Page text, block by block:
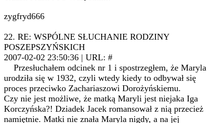
zygfryd666
22. RE: WSPÓLNE SŁUCHANIE RODZINY
POSZEPSZYŃSKICH
2007-02-02 23:50:36 | URL: #
Przesłuchałem odcinek nr 1 i spostrzegłem, że Maryla
urodziła się w 1932, czyli wtedy kiedy to odbywał się
proces przeciwko Zachariaszowi Dorożyńskiemu.
Czy nie jest możliwe, że matką Maryli jest niejaka Iga
Korczyńska?! Dziadek Jacek romansował z nią przecież
namiętnie. Matki nie znała Maryla nigdy, a na jej